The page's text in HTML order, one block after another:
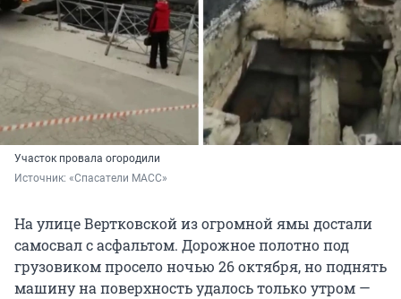
Участок провала огородили
Источник: «Спасатели МАСС»
На улице Вертковской из огромной ямы достали
самосвал с асфальтом. Дорожное полотно под
грузовиком просело ночью 26 октября, но поднять
машину на поверхность удалось только утром —